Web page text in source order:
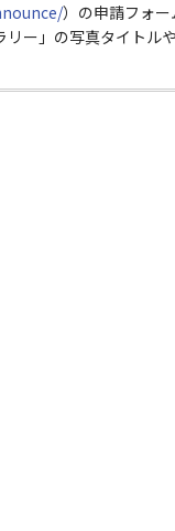
）の申請フォ
ー」の写真タイトル